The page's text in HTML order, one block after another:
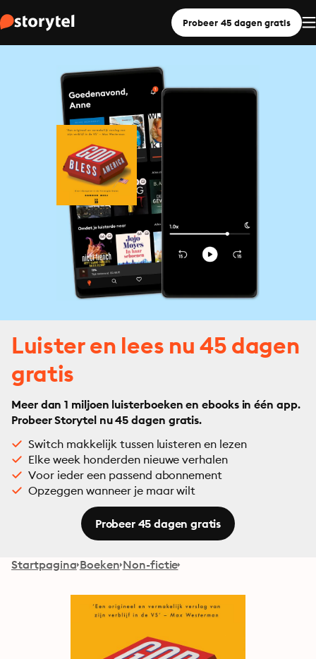
Probeer 45 dagen gratis
Luister en lees nu 45 dagen
gratis
Meer dan 1 miljoen luisterboeken en ebooks in één app.
Probeer Storytel nu 45 dagen gratis.
Switch makkelijk tussen luisteren en lezen
Elke week honderden nieuwe verhalen
Voor ieder een passend abonnement
Opzeggen wanneer je maar wilt
Probeer 45 dagen gratis
Startpagina Boeken Non-fictie